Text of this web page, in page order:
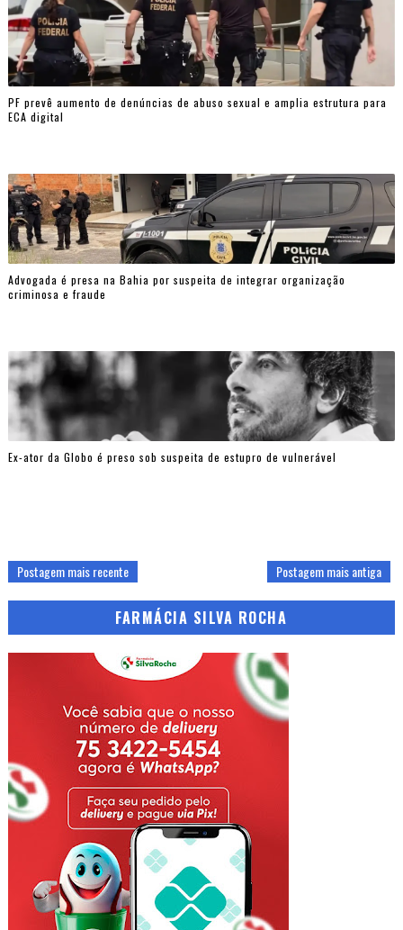
PF prevê aumento de denúncias de abuso sexual e amplia estrutura para
ECA digital
Advogada é presa na Bahia por suspeita de integrar organização
criminosa e fraude
Ex-ator da Globo é preso sob suspeita de estupro de vulnerável
Postagem mais recente Postagem mais antiga
FARMÁCIA SILVA ROCHA